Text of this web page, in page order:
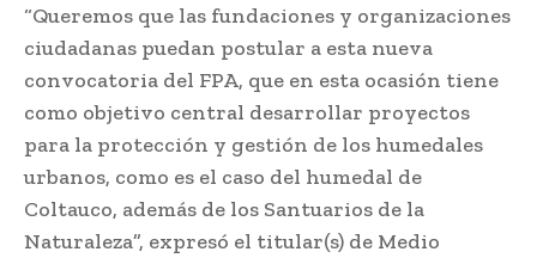
“Queremos que las fundaciones y organizaciones
ciudadanas puedan postular a esta nueva
convocatoria del FPA, que en esta ocasión tiene
como objetivo central desarrollar proyectos
para la protección y gestión de los humedales
urbanos, como es el caso del humedal de
Coltauco, además de los Santuarios de la
Naturaleza”, expresó el titular(s) de Medio